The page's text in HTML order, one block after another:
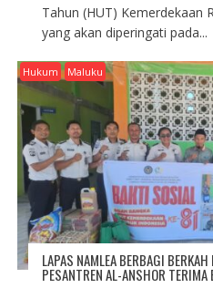
Tahun (HUT) Kemerdekaan
yang akan diperingati pada...
Hukum Maluku
LAPAS NAMLEA BERBAGI
PESANTREN AL-ANSHOR